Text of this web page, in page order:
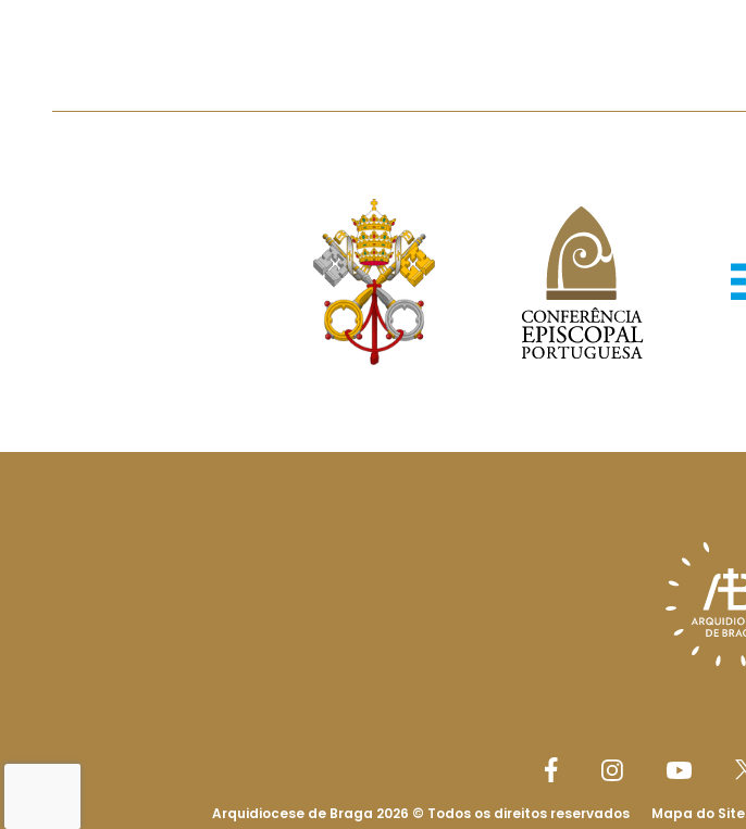
Arquidiocese de Braga 2026 © Todos os direitos reservados Mapa do Site